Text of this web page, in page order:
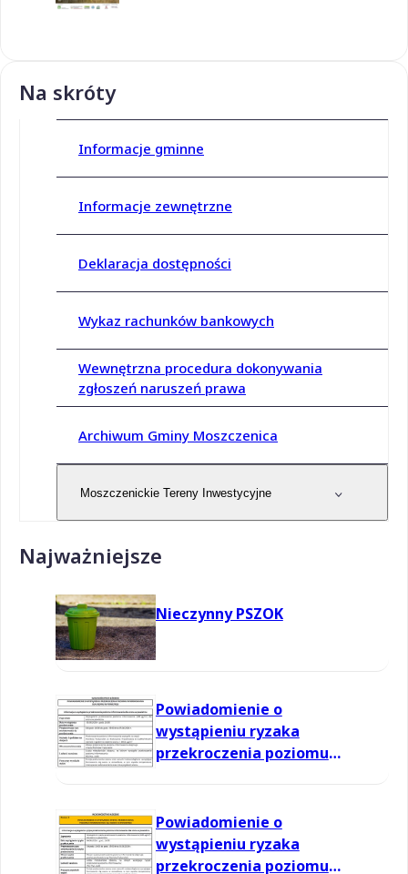
Na skróty
Informacje gminne
Informacje zewnętrzne
Deklaracja dostępności
Wykaz rachunków bankowych
Wewnętrzna procedura dokonywania
zgłoszeń naruszeń prawa
Archiwum Gminy Moszczenica
Moszczenickie Tereny Inwestycyjne
Najważniejsze
Nieczynny PSZOK
Powiadomienie o
wystąpieniu ryzaka
przekroczenia poziomu
Powiadomienie o
wystąpieniu ryzaka
przekroczenia poziomu